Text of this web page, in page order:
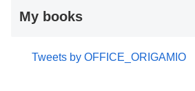
My books
Tweets by OFFICE_ORIGAMIO